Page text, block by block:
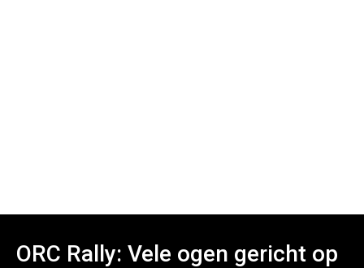
ORC Rally: Vele ogen gericht op